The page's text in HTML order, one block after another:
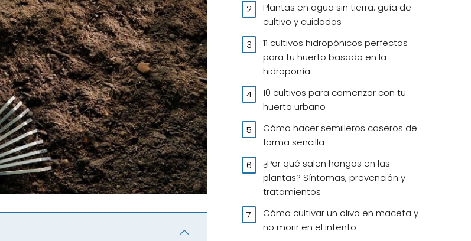
Plantas en agua sin tierra: guía de
cultivo y cuidados
11 cultivos hidropónicos perfectos
para tu huerto basado en la
hidroponía
10 cultivos para comenzar con tu
huerto urbano
Cómo hacer semilleros caseros de
forma sencilla
¿Por qué salen hongos en las
plantas? Síntomas, prevención y
tratamientos
Cómo cultivar un olivo en maceta y
no morir en el intento